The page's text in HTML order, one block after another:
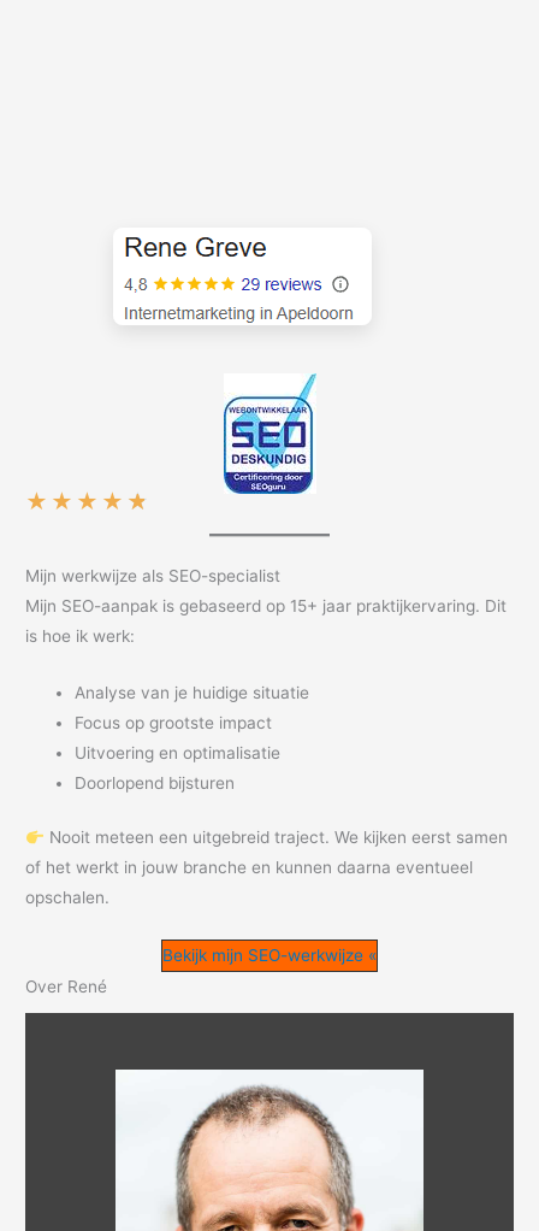
★ ★ ★ ★ ★
Mijn werkwijze als SEO-specialist
Mijn SEO-aanpak is gebaseerd op 15+ jaar praktijkervaring. Dit
is hoe ik werk:
Analyse van je huidige situatie
Focus op grootste impact
Uitvoering en optimalisatie
Doorlopend bijsturen
Nooit meteen een uitgebreid traject. We kijken eerst samen
of het werkt in jouw branche en kunnen daarna eventueel
opschalen.
Bekijk mijn SEO-werkwijze «
Over René